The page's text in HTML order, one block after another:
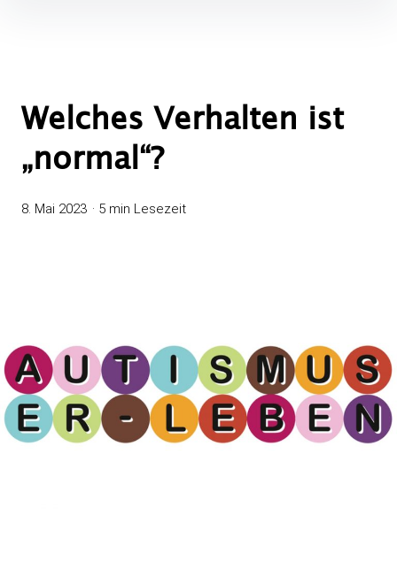
Welches Verhalten ist
„normal“?
8. Mai 2023 5 min Lesezeit